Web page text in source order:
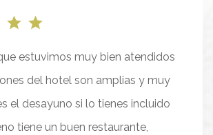
estuvimos muy bien atendidos
del hotel son amplias y muy
el desayuno si lo tienes incluido
tiene un buen restaurante,